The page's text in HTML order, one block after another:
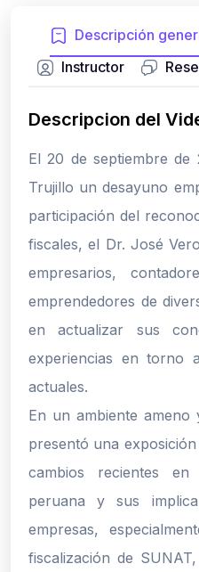
Descripción
Instructor
Descripcion del
El 20 de septiembre
Trujillo un desayuno
participación del
fiscales, el Dr. José
empresarios,
emprendedores de
en actualizar sus
experiencias en torno
actuales.
En un ambiente
presentó una
cambios recientes
peruana y sus
empresas,
fiscalización de